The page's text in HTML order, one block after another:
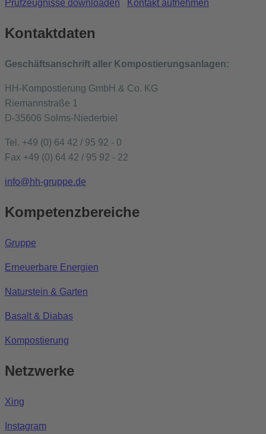
Prüfzeugnisse downloaden Kontakt aufnehmen
Kontaktdaten
Geschäftsanschrift aller Kompostierungsanlagen:
HH-Kompostierung GmbH & Co. KG
Riemannstraße 1
D-35606 Solms-Niederbiel
Tel. +49 (0) 64 42 / 95 92 - 0
Fax +49 (0) 64 42 / 95 92 - 22
info@hh-gruppe.de
Kompetenzbereiche
Gruppe
Erneuerbare Energien
Naturstein & Garten
Basalt & Diabas
Kompostierung
Netzwerke
Xing
Instagram